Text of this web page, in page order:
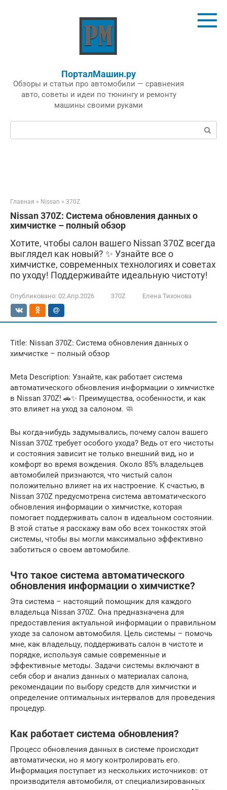
ПорталМашин.ру
Обзоры и статьи про автомобили — сравнения
авто, советы и идеи по тюнингу и ремонту
машины своими руками
Поиск:
Главная » Nissan » 370Z
Nissan 370Z: Система обновления данных о
химчистке – полный обзор
Хотите, чтобы салон вашего Nissan 370Z всегда
выглядел как новый? ✨ Узнайте все о
химчистке, современных технологиях и советах
по уходу! Поддерживайте идеальную чистоту!
Опубликовано: 02.Апр.2026 370Z Елена Тихонова
Title: Nissan 370Z: Система обновления данных о
химчистке – полный обзор
Meta Description: Узнайте, как работает система
автоматического обновления информации о химчистке
в Nissan 370Z! 🚗✨ Преимущества, особенности, и как
это влияет на уход за салоном. 🧼
Вы когда-нибудь задумывались, почему салон вашего
Nissan 370Z требует особого ухода? Ведь от его чистоты
и состояния зависит не только внешний вид, но и
комфорт во время вождения. Около 85% владельцев
автомобилей признаются, что чистый салон
положительно влияет на их настроение. К счастью, в
Nissan 370Z предусмотрена система автоматического
обновления информации о химчистке, которая
помогает поддерживать салон в идеальном состоянии.
В этой статье я расскажу вам обо всех тонкостях этой
системы, чтобы вы могли максимально эффективно
заботиться о своем автомобиле.
Что такое система автоматического
обновления информации о химчистке?
Эта система – настоящий помощник для каждого
владельца Nissan 370Z. Она предназначена для
предоставления актуальной информации о правильном
уходе за салоном автомобиля. Цель системы – помочь
мне, как владельцу, поддерживать салон в чистоте и
порядке, используя самые современные и
эффективные методы. Задачи системы включают в
себя сбор и анализ данных о материалах салона,
рекомендации по выбору средств для химчистки и
определение оптимальных интервалов для проведения
процедур.
Как работает система обновления?
Процесс обновления данных в системе происходит
автоматически, но я могу контролировать его.
Информация поступает из нескольких источников: от
производителя автомобиля, от специализированных